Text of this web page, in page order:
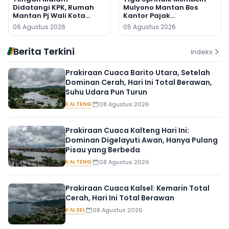
Didatangi KPK, Rumah
Mantan Pj Wali Kota
Digeledah, Empat Koper
Dibawa
06 Agustus 2026
Mulyono Mantan Bos
Kantor Pajak
Banjarmasin
05 Agustus 2026
Berita Terkini Indeks
Prakiraan Cuaca Barito Utara, Setelah
Dominan Cerah, Hari Ini Total Berawan,
Suhu Udara Pun Turun
KALTENG 08 Agustus 2026
Prakiraan Cuaca Kalteng Hari Ini:
Dominan Digelayuti Awan, Hanya Pulang
Pisau yang Berbeda
KALTENG 08 Agustus 2026
Prakiraan Cuaca Kalsel: Kemarin Total
Cerah, Hari Ini Total Berawan
KALSEL 08 Agustus 2026